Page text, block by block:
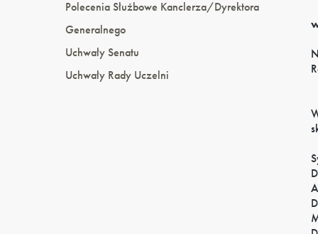
Polecenia Służbowe Kanclerza/Dyrektora
Generalnego
Uchwały Senatu
Uchwały Rady Uczelni